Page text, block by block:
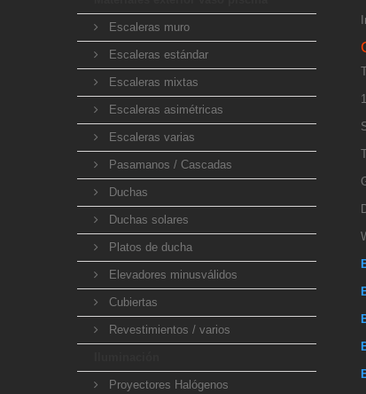
Escaleras muro
Escaleras estándar
Escaleras mixtas
Escaleras asimétricas
Escaleras varias
Pasamanos / Cascadas
Duchas
Duchas solares
Platos de ducha
Elevadores minusválidos
Cubiertas
Revestimientos / varios
Proyectores Halógenos